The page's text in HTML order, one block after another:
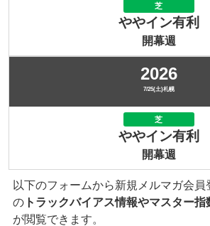
芝
ややイン有利
開幕週
2026
7/25(土)札幌
芝
ややイン有利
開幕週
以下のフォームから新規メルマガ会員
の トラックバイアス情報やマスター指
が閲覧できます。